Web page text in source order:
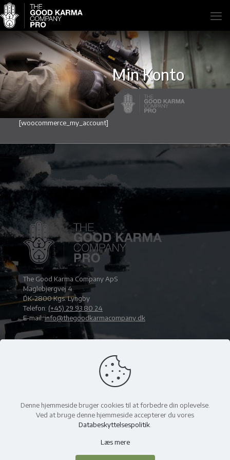
Min Konto
[woocommerce_my_account]
The Good Karma Company ApS
Maglebjergvej 4
DK-2800 Kgs. Lyngby
Telefon: (+45) 29 93 80 24
E-mail:info@thegoodkarmacompany.dk
UDVIKLET AF
Denne hjemmeside bruger cookies til at forbedre din oplevelse.
Ved at bruge denne hjemmeside accepterer du vores
Databeskyttelsespolitik
Læs mere